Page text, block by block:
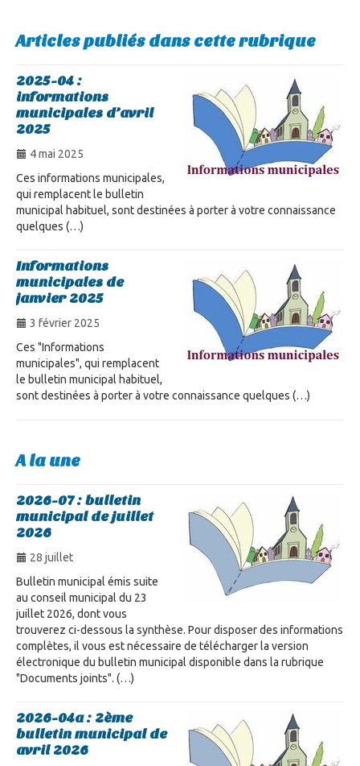
Articles publiés dans cette rubrique
2025-04 :
informations
municipales d’avril
2025
4 mai 2025
Ces informations municipales,
qui remplacent le bulletin
municipal habituel, sont destinées à porter à votre connaissance
quelques (…)
Informations
municipales de
janvier 2025
3 février 2025
Ces "Informations
municipales", qui remplacent
le bulletin municipal habituel,
sont destinées à porter à votre connaissance quelques (…)
A la une
2026-07 : bulletin
municipal de juillet
2026
28 juillet
Bulletin municipal émis suite
au conseil municipal du 23
juillet 2026, dont vous
trouverez ci-dessous la synthèse. Pour disposer des informations
complètes, il vous est nécessaire de télécharger la version
électronique du bulletin municipal disponible dans la rubrique
"Documents joints". (…)
2026-04a : 2ème
bulletin municipal de
avril 2026